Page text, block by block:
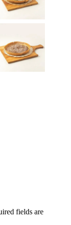
fields are